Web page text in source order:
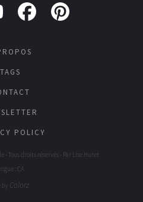
TAGS
POLICY
- Tous droits réservés - Par Lise Huret
: CA
by Colorz